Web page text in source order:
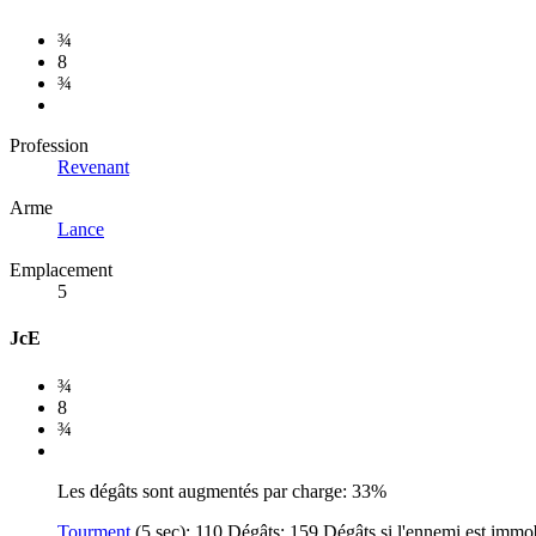
¾
8
¾
Profession
Revenant
Arme
Lance
Emplacement
5
JcE
¾
8
¾
Les dégâts sont augmentés par charge: 33%
Tourment (5 sec): 110 Dégâts; 159 Dégâts si l'ennemi est